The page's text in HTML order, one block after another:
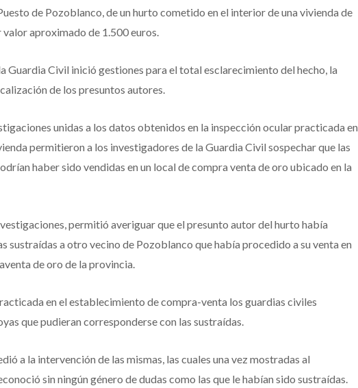
de Pozoblanco, de un hurto cometido en el interior de una vivienda de
aproximado de 1.500 euros.
Guardia Civil inició gestiones para el total esclarecimiento del hecho, la
de los presuntos autores.
unidas a los datos obtenidos en la inspección ocular practicada en
permitieron a los investigadores de la Guardia Civil sospechar que las
haber sido vendidas en un local de compra venta de oro ubicado en la
permitió averiguar que el presunto autor del hurto había
sustraídas a otro vecino de Pozoblanco que había procedido a su venta en
de oro de la provincia.
en el establecimiento de compra-venta los guardias civiles
que pudieran corresponderse con las sustraídas.
a la intervención de las mismas, las cuales una vez mostradas al
sin ningún género de dudas como las que le habían sido sustraídas.